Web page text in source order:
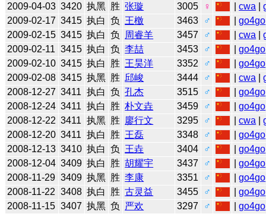
2009-04-03 3420 执黑 胜 张璇 3005 ♀ |cwa |
2009-02-17 3415 执白 负 王檄 3463 ♂ |go4go
2009-02-15 3415 执白 负 周睿羊 3457 ♂ |cwa |
2009-02-11 3415 执白 负 李喆 3453 ♂ |go4go
2009-02-10 3415 执白 胜 王昊洋 3352 ♂ |go4go
2009-02-08 3415 执黑 胜 邱峻 3444 ♂ |cwa |
2008-12-27 3411 执白 负 孔杰 3515 ♂ |go4go
2008-12-24 3411 执白 胜 朴文垚 3459 ♂ |go4go
2008-12-22 3411 执黑 胜 廖行文 3295 ♂ |cwa |
2008-12-20 3411 执白 胜 王磊 3348 ♂ |go4go
2008-12-13 3410 执白 负 王垚 3404 ♂ |go4go
2008-12-04 3409 执白 胜 胡耀宇 3437 ♂ |go4go
2008-11-29 3409 执黑 胜 李康 3351 ♂ |go4go
2008-11-22 3408 执白 胜 古灵益 3455 ♂ |go4go
2008-11-15 3407 执黑 负 严欢 3297 ♂ |go4go